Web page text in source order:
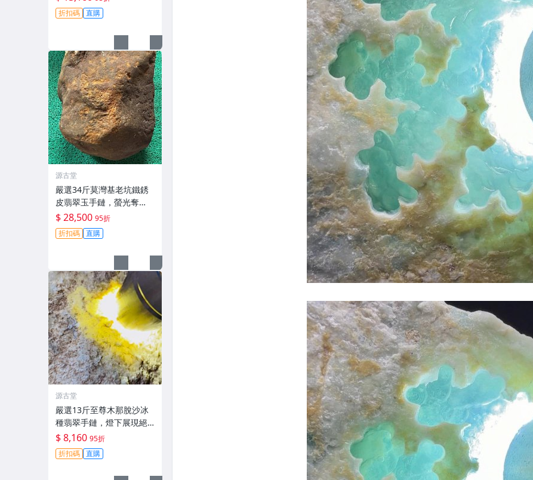
適合製作手鐲或掛件，收
藏佳。黃翡 翡翠 原石
折扣碼 直購
源古堂
嚴選34斤莫灣基老坑鐵銹
皮翡翠玉手鏈，螢光奪
目，膠質飽滿，表面無
損，堅韌耐用，適合把玩
收藏冰種手鏈#翡翠 #A貨
$ 28,500 95折
折扣碼 直購
源古堂
嚴選13斤至尊木那脫沙冰
種翡翠手鏈，燈下展現絕
佳水頭與色韻，精緻美態
令人愛不釋手，適合收藏
或佩戴A貨翡翠#翡翠 #天
$ 8,160 95折
折扣碼 直購